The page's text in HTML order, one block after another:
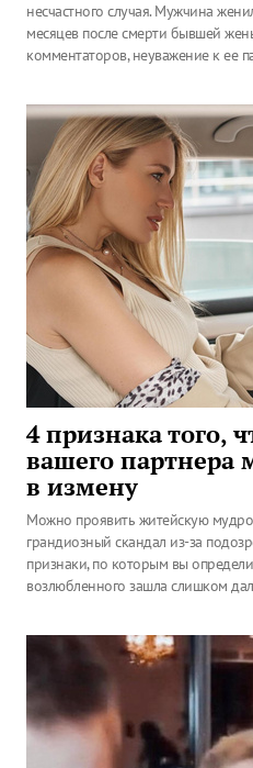
несчастного случая. Мужчина
месяцев после смерти бывшей
комментаторов, неуважение к ее
4 признака того,
вашего партнера
в измену
Можно проявить житейскую
грандиозный скандал из-за
признаки, по которым вы
возлюбленного зашла слишком